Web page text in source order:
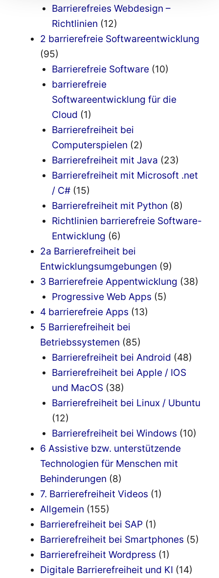
Barrierefreies Webdesign –
Richtlinien (12)
2 barrierefreie Softwareentwicklung
(95)
Barrierefreie Software (10)
barrierefreie
Softwareentwicklung für die
Cloud (1)
Barrierefreiheit bei
Computerspielen (2)
Barrierefreiheit mit Java (23)
Barrierefreiheit mit Microsoft .net
/ C# (15)
Barrierefreiheit mit Python (8)
Richtlinien barrierefreie Software-
Entwicklung (6)
2a Barrierefreiheit bei
Entwicklungsumgebungen (9)
3 Barrierefreie Appentwicklung (38)
Progressive Web Apps (5)
4 barrierefreie Apps (13)
5 Barrierefreiheit bei
Betriebssystemen (85)
Barrierefreiheit bei Android (48)
Barrierefreiheit bei Apple / IOS
und MacOS (38)
Barrierefreiheit bei Linux / Ubuntu
(12)
Barrierefreiheit bei Windows (10)
6 Assistive bzw. unterstützende
Technologien für Menschen mit
Behinderungen (8)
7. Barrierefreiheit Videos (1)
Allgemein (155)
Barrierefreiheit bei SAP (1)
Barrierefreiheit bei Smartphones (5)
Barrierefreiheit Wordpress (1)
Digitale Barrierefreiheit und KI (14)